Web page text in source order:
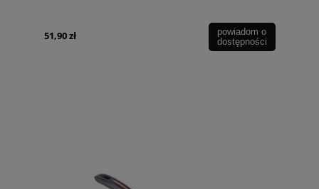
51,90 zł
powiadom o
dostępności